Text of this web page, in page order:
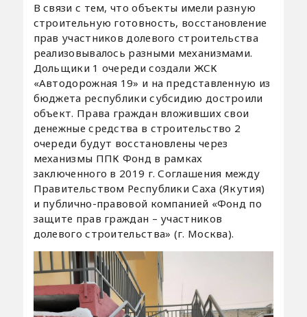
В связи с тем, что объекты имели разную
строительную готовность, восстановление
прав участников долевого строительства
реализовывалось разными механизмами.
Дольщики 1 очереди создали ЖСК
«Автодорожная 19» и на представленную из
бюджета республики субсидию достроили
объект. Права граждан вложивших свои
денежные средства в строительство 2
очереди будут восстановлены через
механизмы ППК Фонд в рамках
заключенного в 2019 г. Соглашения между
Правительством Республики Саха (Якутия)
и публично-правовой компанией «Фонд по
защите прав граждан – участников
долевого строительства» (г. Москва).